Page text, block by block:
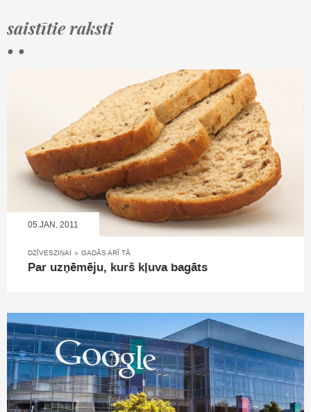
saistītie raksti
• •
05.JAN, 2011
DZĪVESZIŅAI » GADĀS ARĪ TĀ
Par uzņēmēju, kurš kļuva bagāts